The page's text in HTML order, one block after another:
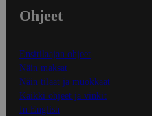
Ohjeet
Ensitilaajan ohjeet
Näin maksat
Näin tilaat ja muokkaat
Kaikki ohjeet ja vinkit
In English